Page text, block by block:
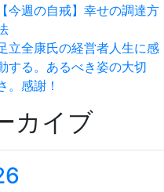
【今週の自戒】幸せの調達方
立全康氏の経営者人生に感
する。あるべき姿の大切
。感謝！
カイブ